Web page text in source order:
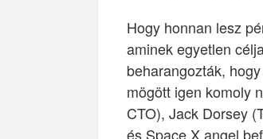
Hogy honnan lesz
aminek egyetlen
beharangozták,
mögött igen komoly
CTO), Jack Dorsey
és Space X angel